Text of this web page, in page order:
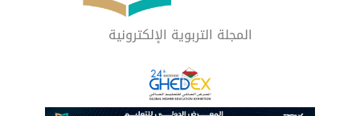
المجلة التربوية الإلكترونية